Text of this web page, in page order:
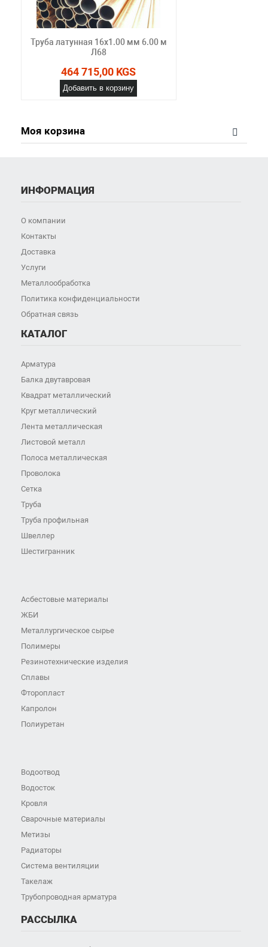
Труба латунная 16х1.00 мм 6.00 м
Л68
464 715,00 KGS
Добавить в корзину
Моя корзина
ИНФОРМАЦИЯ
О компании
Контакты
Доставка
Услуги
Металлообработка
Политика конфиденциальности
Обратная связь
КАТАЛОГ
Арматура
Балка двутавровая
Квадрат металлический
Круг металлический
Лента металлическая
Листовой металл
Полоса металлическая
Проволока
Сетка
Труба
Труба профильная
Швеллер
Шестигранник
Асбестовые материалы
ЖБИ
Металлургическое сырье
Полимеры
Резинотехнические изделия
Сплавы
Фторопласт
Капролон
Полиуретан
Водоотвод
Водосток
Кровля
Сварочные материалы
Метизы
Радиаторы
Система вентиляции
Такелаж
Трубопроводная арматура
РАССЫЛКА